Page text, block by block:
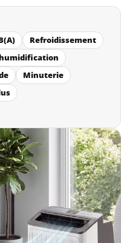
Refroidissement
Minuterie